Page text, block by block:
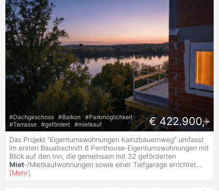
#Dachgeschoss #Balkon #Parkmöglichkeit
#Terrasse #gefördert #mietkauf € 422.900,-
Das Projekt “Eigentumswohnungen Kainzbauernweg” umfasst
im ersten Bauabschnitt 6 Penthouse-Eigentumswohnungen mit
Blick auf den Inn, die gemeinsam mit 32 geförderten
Miet-/Mietkaufwohnungen sowie einer Tiefgarage errichtet...
[Mehr]